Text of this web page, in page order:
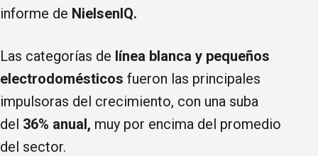
informe de NielsenIQ.
Las categorías de línea blanca y pequeños
electrodomésticos fueron las principales
impulsoras del crecimiento, con una suba
del 36% anual, muy por encima del promedio
del sector.